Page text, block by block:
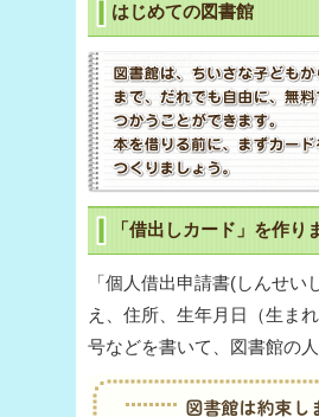
はじめての図書館
「借出しカード」を作り
「個人借出申請書(しんせい
え、住所、生年月日（生ま
号などを書いて、図書館の人